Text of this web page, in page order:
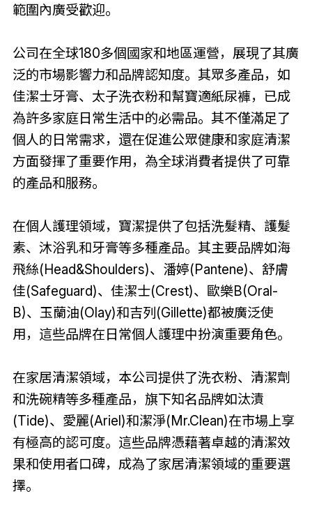
範圍內廣受歡迎。
公司在全球180多個國家和地區運營，展現了其廣
泛的市場影響力和品牌認知度。其眾多產品，如
佳潔士牙膏、太子洗衣粉和幫寶適紙尿褲，已成
為許多家庭日常生活中的必需品。其不僅滿足了
個人的日常需求，還在促進公眾健康和家庭清潔
方面發揮了重要作用，為全球消費者提供了可靠
的產品和服務。
在個人護理領域，寶潔提供了包括洗髮精、護髮
素、沐浴乳和牙膏等多種產品。其主要品牌如海
飛絲(Head&Shoulders)、潘婷(Pantene)、舒膚
佳(Safeguard)、佳潔士(Crest)、歐樂B(Oral-
B)、玉蘭油(Olay)和吉列(Gillette)都被廣泛使
用，這些品牌在日常個人護理中扮演重要角色。
在家居清潔領域，本公司提供了洗衣粉、清潔劑
和洗碗精等多種產品，旗下知名品牌如汰漬
(Tide)、愛麗(Ariel)和潔淨(Mr.Clean)在市場上享
有極高的認可度。這些品牌憑藉著卓越的清潔效
果和使用者口碑，成為了家居清潔領域的重要選
擇。